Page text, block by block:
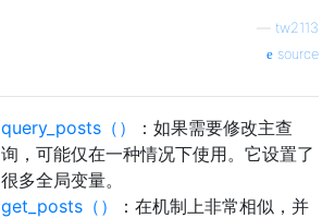
tw2113
source
query_posts（）
：如果需要修改主查
询，可能仅在一种情况下使用。它设置了
很多全局变量。
get_posts（）
：在机制上非常相似，并